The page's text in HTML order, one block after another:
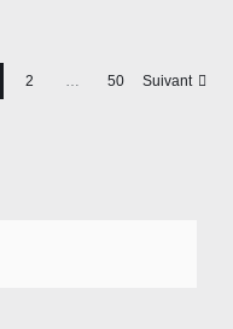
2 … 50 Suivant